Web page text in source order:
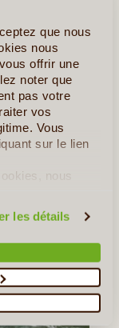
que nous
nous
offrir une
noter que
pas votre
vos
Vous
sur le lien
nous
les détails
»
Argentine